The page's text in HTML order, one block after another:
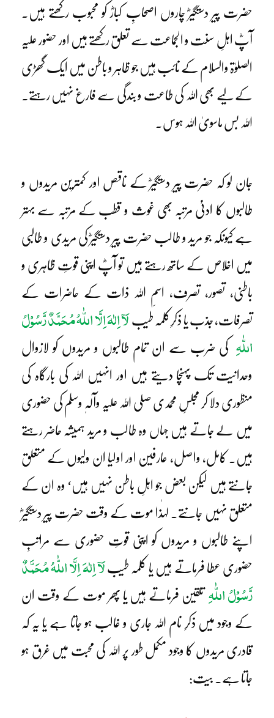
حضرت پیر دستگیرؓ چاروں اصحابِ کبارؓ کو محبوب رکھتے ہیں۔
آپؓ اہلِ سنت و الجماعت سے تعلق رکھتے ہیں اور حضور علیہ
الصلوٰۃ والسلام کے نائب ہیں جو ظاہر و باطن میں ایک گھڑی
کے لیے بھی اللہ کی طاعت و بندگی سے فارغ نہیں رہتے۔
اللہ بس ماسویٰ اللہ ہوس۔
جان لو کہ حضرت پیر دستگیرؓ کے ناقص اور کمترین مریدوں و
طالبوں کا ادنیٰ مرتبہ بھی غوث و قطب کے مرتبہ سے بہتر
ہے کیونکہ جو مرید و طالب حضرت پیر دستگیرؓ کی مریدی و طالبی
میں اخلاص کے ساتھ رہتے ہیں تو آپؓ اپنی قوتِ ظاہری و
باطنی، تصور، تصرف، اسمِ اللہ ذات کے حاضرات کے
تصرفات، جذب یا ذکرِکلمہ طیب لَآ اِلٰہَ اِلَّا اللّٰہُ مُحَمَّدٌ رَّسُوْلُ
اللّٰہِ کی ضرب سے ان تمام طالبوں و مریدوں کو لازوال
وحدانیت تک پہنچا دیتے ہیں اور انہیں اللہ کی بارگاہ کی
منظوری دلا کر مجلسِ محمدی صلی اللہ علیہ وآلہٖ وسلم کی حضوری
میں لے جاتے ہیں جہاں وہ طالب و مرید ہمیشہ حاضر رہتے
ہیں۔ کامل، واصل، عارفین اور اولیا ان ولیوں کے متعلق
جانتے ہیں لیکن بعض جو اہلِ باطن نہیں ہیں‘ وہ ان کے
متعلق نہیں جانتے۔ لہٰذا موت کے وقت حضرت پیر دستگیرؓ
اپنے طالبوں و مریدوں کو اپنی قوتِ حضوری سے مراتبِ
حضوری عطا فرماتے ہیں یا کلمہ طیب لَآ اِلٰہَ اِلَّا اللّٰہُ مُحَمَّدٌ
رَّسُوْلُ اللّٰہِ تلقین فرماتے ہیں یا پھر موت کے وقت ان
کے وجود میں ذکرِ نام اللہ جاری و غالب ہو جاتا ہے یا یہ کہ
قادری مریدوں کا وجود مکمل طور پر اللہ کی محبت میں غرق ہو
جاتا ہے۔ بیت: